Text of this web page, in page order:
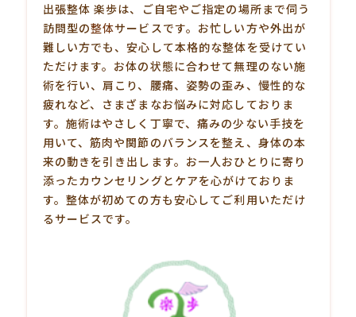
出張整体 楽歩は、ご自宅やご指定の場所まで伺う
訪問型の整体サービスです。お忙しい方や外出が
難しい方でも、安心して本格的な整体を受けてい
ただけます。お体の状態に合わせて無理のない施
術を行い、肩こり、腰痛、姿勢の歪み、慢性的な
疲れなど、さまざまなお悩みに対応しておりま
す。施術はやさしく丁寧で、痛みの少ない手技を
用いて、筋肉や関節のバランスを整え、身体の本
来の動きを引き出します。お一人おひとりに寄り
添ったカウンセリングとケアを心がけておりま
す。整体が初めての方も安心してご利用いただけ
るサービスです。